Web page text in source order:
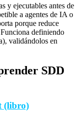
y ejecutables antes de
a agentes de IA o
porque reduce
definiendo
validándolos en
SDD
(libro)